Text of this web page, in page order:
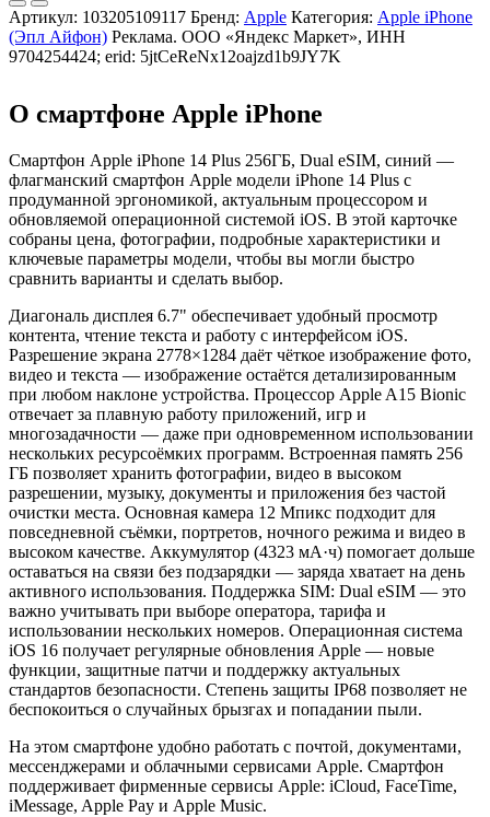
Артикул: 103205109117 Бренд: Apple Категория: Apple iPhone
(Эпл Айфон) Реклама. ООО «Яндекс Маркет», ИНН
9704254424; erid: 5jtCeReNx12oajzd1b9JY7K
О смартфоне Apple iPhone
Смартфон Apple iPhone 14 Plus 256ГБ, Dual eSIM, синий —
флагманский смартфон Apple модели iPhone 14 Plus с
продуманной эргономикой, актуальным процессором и
обновляемой операционной системой iOS. В этой карточке
собраны цена, фотографии, подробные характеристики и
ключевые параметры модели, чтобы вы могли быстро
сравнить варианты и сделать выбор.
Диагональ дисплея 6.7" обеспечивает удобный просмотр
контента, чтение текста и работу с интерфейсом iOS.
Разрешение экрана 2778×1284 даёт чёткое изображение фото,
видео и текста — изображение остаётся детализированным
при любом наклоне устройства. Процессор Apple A15 Bionic
отвечает за плавную работу приложений, игр и
многозадачности — даже при одновременном использовании
нескольких ресурсоёмких программ. Встроенная память 256
ГБ позволяет хранить фотографии, видео в высоком
разрешении, музыку, документы и приложения без частой
очистки места. Основная камера 12 Мпикс подходит для
повседневной съёмки, портретов, ночного режима и видео в
высоком качестве. Аккумулятор (4323 мА·ч) помогает дольше
оставаться на связи без подзарядки — заряда хватает на день
активного использования. Поддержка SIM: Dual eSIM — это
важно учитывать при выборе оператора, тарифа и
использовании нескольких номеров. Операционная система
iOS 16 получает регулярные обновления Apple — новые
функции, защитные патчи и поддержку актуальных
стандартов безопасности. Степень защиты IP68 позволяет не
беспокоиться о случайных брызгах и попадании пыли.
На этом смартфоне удобно работать с почтой, документами,
мессенджерами и облачными сервисами Apple. Смартфон
поддерживает фирменные сервисы Apple: iCloud, FaceTime,
iMessage, Apple Pay и Apple Music.